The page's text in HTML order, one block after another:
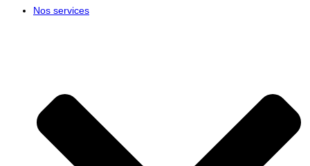
Nos services